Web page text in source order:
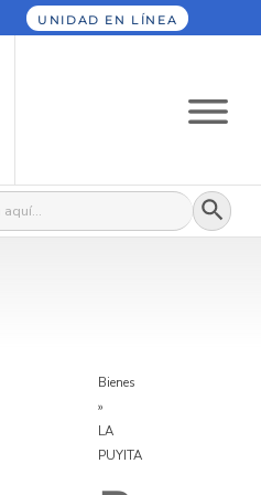
UNIDAD EN LÍNEA
Botón
Bienes
»
LA
PUYITA